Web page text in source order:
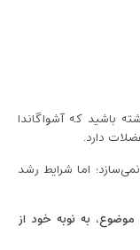
باشید که آشواگاندا
دارد.
اما شرایط رشد
به نوبه خود از